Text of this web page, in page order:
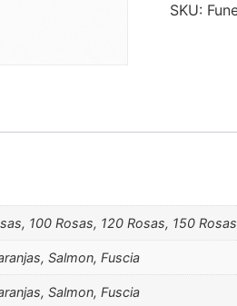
SKU:
100 Rosas, 120 Rosas, 150 Rosas
Salmon, Fuscia
Salmon, Fuscia